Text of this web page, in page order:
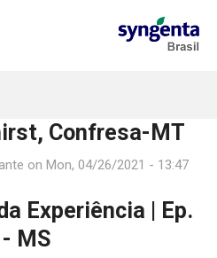
Confresa-MT
on Mon, 04/26/2021 - 13:47
Experiência | Ep.
MS